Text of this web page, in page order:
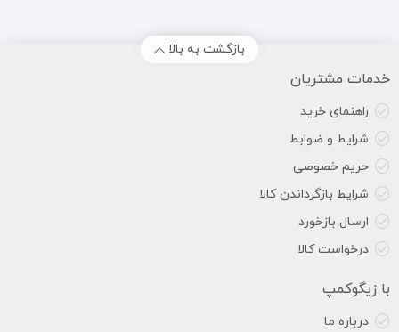
بازگشت به بالا
خدمات مشتریان
راهنمای خرید
شرایط و ضوابط
حریم خصوصی
شرایط بازگرداندن کالا
ارسال بازخورد
درخواست کالا
با زیگوکمپ
درباره ما